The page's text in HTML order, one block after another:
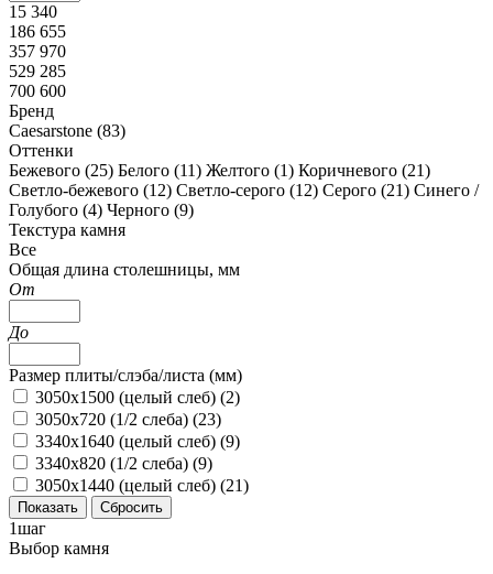
15 340
186 655
357 970
529 285
700 600
Бренд
Caesarstone (83)
Оттенки
Бежевого (25) Белого (11) Желтого (1) Коричневого (21)
Светло-бежевого (12) Светло-серого (12) Серого (21) Синего /
Голубого (4) Черного (9)
Текстура камня
Все
Общая длина столешницы, мм
От
До
Размер плиты/слэба/листа (мм)
3050x1500 (целый слеб) (2)
3050x720 (1/2 слеба) (23)
3340х1640 (целый слеб) (9)
3340х820 (1/2 слеба) (9)
3050x1440 (целый слеб) (21)
1шаг
Выбор камня